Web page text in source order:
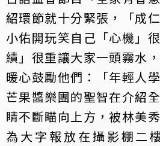
紹環節就十分緊張，「成
小佑開玩笑自己「心機」
績」很重讓大家一頭霧水
暖心鼓勵他們：「年輕人
芒果醬樂團的聖智在介紹
睛不斷瞄向上方，被林美
為大字報放在攝影棚二